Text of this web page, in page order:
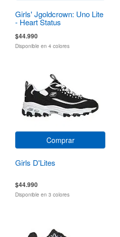
Girls' Jgoldcrown: Uno Lite
- Heart Status
$44.990
Disponible en 4 colores
Comprar
Girls D'Lites
$44.990
Disponible en 3 colores